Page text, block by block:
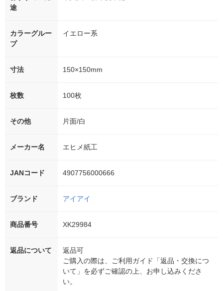
途
カラーグルー
プ
イエロー系
寸法 150×150mm
枚数 100枚
その他 片面/白
メーカー名 エヒメ紙工
JANコード 4907756000666
ブランド アイアイ
商品番号 XK29984
返品について
返品可
ご購入の際は、ご利用ガイド「返品・交換につ
いて」を必ずご確認の上、お申し込みくださ
い。